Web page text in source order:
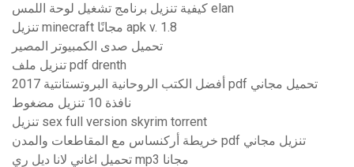
كيفية تنزيل برنامج تشغيل لوحة اللمس elan
تنزيل minecraft مجانًا apk v. 1.8
تحميل صدى الكمبيوتر المصير
تنزيل ملف pdf drenth
أفضل الكتب الروحانية البروتستانتية 2017 pdf تحميل مجاني
نافذة 10 تنزيل مضغوط
تنزيل sex full version skyrim torrent
خريطة أركنساس مع المقاطعات والمدن pdf تنزيل مجاني
تحميل اغاني لانا ديل ري mp3 مجانا